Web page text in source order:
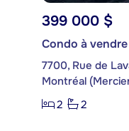
399 000 $
Condo à vendre
7700, Rue de
Montréal
2
2